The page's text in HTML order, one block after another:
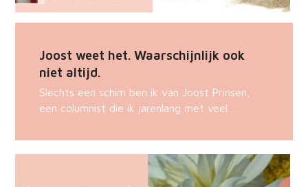
Joost weet het. Waarschijnlijk ook
niet altijd.
Slechts een schim ben ik van Joost Prinsen,
een columnist die ik jarenlang met veel…